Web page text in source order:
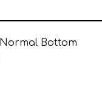
Normal Bottom